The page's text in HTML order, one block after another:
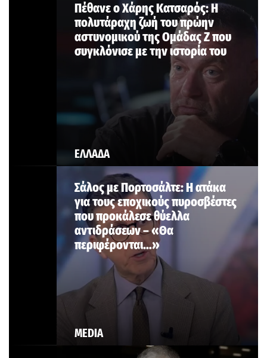
ΕΛΛΑΔΑ
Πέθανε ο Χάρης Κατσαρός: Η
πολυτάραχη ζωή του πρώην
αστυνομικού της Ομάδας Ζ που
συγκλόνισε με την ιστορία του
MEDIA
Σάλος με Πορτοσάλτε: Η ατάκα
για τους εποχικούς πυροσβέστες
που προκάλεσε θύελλα
αντιδράσεων – «Θα
περιφέρονται…»